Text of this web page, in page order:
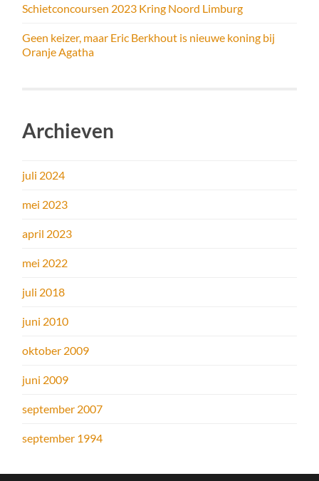
Schietconcoursen 2023 Kring Noord Limburg
Geen keizer, maar Eric Berkhout is nieuwe koning bij
Oranje Agatha
Archieven
juli 2024
mei 2023
april 2023
mei 2022
juli 2018
juni 2010
oktober 2009
juni 2009
september 2007
september 1994